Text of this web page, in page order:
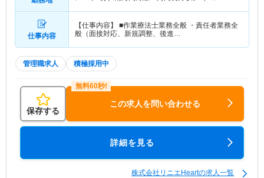
仕事内容
【仕事内容】 ■作業療法士業務全般 ・責任者業務全
般（面接対応、新規調整、後進…
管理職求人 積極採用中
保存する
この求人を問い合わせる
詳細を見る
株式会社リニエHeartの求人一覧